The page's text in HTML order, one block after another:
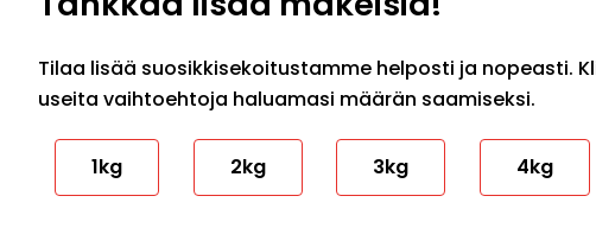
Tilaa lisää suosikkisekoitustamme helposti ja nopeasti.
useita vaihtoehtoja haluamasi määrän saamiseksi.
1kg 2kg 3kg 4kg